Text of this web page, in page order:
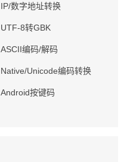
IP/数字地址转换
UTF-8转GBK
ASCII编码/解码
Native/Unicode编码转换
Android按键码